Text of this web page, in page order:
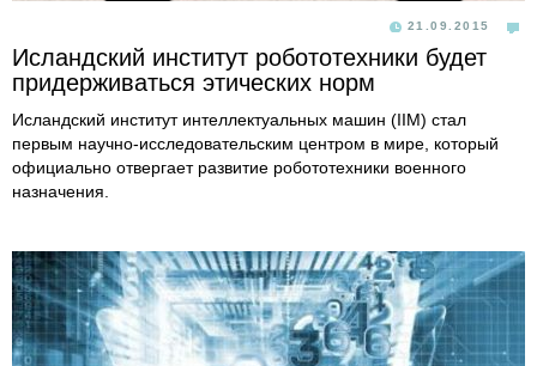
21.09.2015
Исландский институт робототехники будет
придерживаться этических норм
Исландский институт интеллектуальных машин (IIM) стал
первым научно-исследовательским центром в мире, который
официально отвергает развитие робототехники военного
назначения.